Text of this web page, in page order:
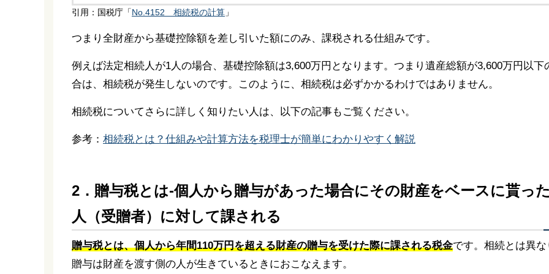
引用：国税庁「 No.4152 相続税の計算 」
つまり全財産から基礎控除額を差し引いた額にのみ、課税される仕組みです。
例えば法定相続人が1人の場合、基礎控除額は3,600万円となります。つまり遺産総額が3,600万円以下
合は、相続税が発生しないのです。このように、相続税は必ずかかるわけではありません。
相続税についてさらに詳しく知りたい人は、以下の記事もご覧ください。
参考： 相続税とは？仕組みや計算方法を税理士が簡単にわかりやすく解説
2．贈与税とは-個人から贈与があった場合にその財産をベースに貰っ
人（受贈者）に対して課される
贈与税とは、個人から年間110万円を超える財産の贈与を受けた際に課される税金です。相続とは異な
贈与は財産を渡す側の人が生きているときにおこなえます。